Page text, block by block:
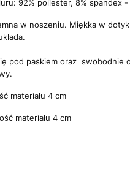
92% poliester, 8% spandex
w noszeniu. Miękka w
pod paskiem oraz swobodnie
materiału 4 cm
materiału 4 cm